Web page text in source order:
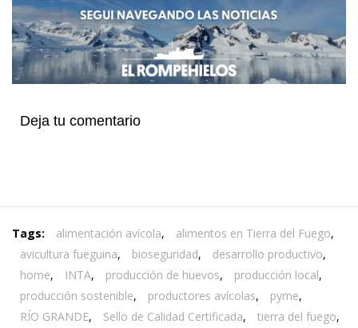
Deja tu comentario
Tags: alimentación avícola, alimentos en Tierra del Fuego,
avicultura fueguina, bioseguridad, desarrollo productivo,
home, INTA, producción de huevos, producción local,
producción sostenible, productores avícolas, pyme,
RÍO GRANDE, Sello de Calidad Certificada, tierra del fuego,